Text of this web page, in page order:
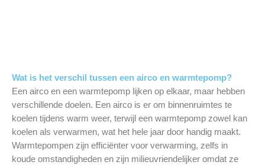
Wat is het verschil tussen een airco en warmtepomp?
Een airco en een warmtepomp lijken op elkaar, maar hebben
verschillende doelen. Een airco is er om binnenruimtes te
koelen tijdens warm weer, terwijl een warmtepomp zowel kan
koelen als verwarmen, wat het hele jaar door handig maakt.
Warmtepompen zijn efficiënter voor verwarming, zelfs in
koude omstandigheden en zijn milieuvriendelijker omdat ze